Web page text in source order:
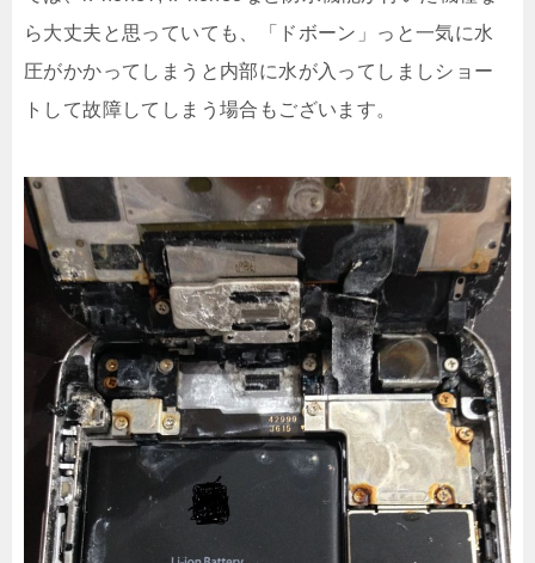
ら大丈夫と思っていても、「ドボーン」っと一気に水
圧がかかってしまうと内部に水が入ってしましショー
トして故障してしまう場合もございます。